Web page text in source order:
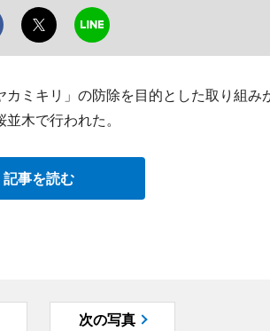
ミキリ」の防除を目的とした取り組み
木で行われた。
記事を読む
次の写真